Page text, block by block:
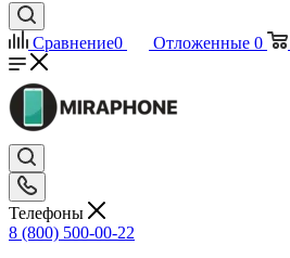
Сравнение0 Отложенные 0
Телефоны
8 (800) 500-00-22